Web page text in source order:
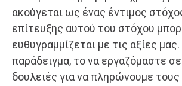
ακούγεται ως ένας έντιμος
επίτευξης αυτού του στόχου
ευθυγραμμίζεται με τις αξίες μας.
παράδειγμα, το να εργαζόμαστε
δουλειές για να πληρώνουμε